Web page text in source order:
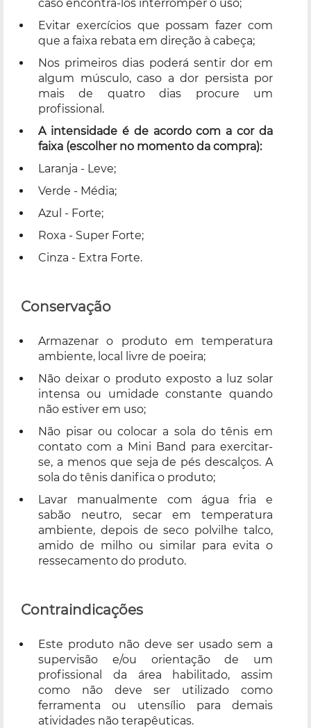
caso encontrá-los interromper o uso;
Evitar exercícios que possam fazer com
que a faixa rebata em direção à cabeça;
Nos primeiros dias poderá sentir dor em
algum músculo, caso a dor persista por
mais de quatro dias procure um
profissional.
A intensidade é de acordo com a cor da
faixa (escolher no momento da compra):
Laranja - Leve;
Verde - Média;
Azul - Forte;
Roxa - Super Forte;
Cinza - Extra Forte.
Conservação
Armazenar o produto em temperatura
ambiente, local livre de poeira;
Não deixar o produto exposto a luz solar
intensa ou umidade constante quando
não estiver em uso;
Não pisar ou colocar a sola do tênis em
contato com a Mini Band para exercitar-
se, a menos que seja de pés descalços. A
sola do tênis danifica o produto;
Lavar manualmente com água fria e
sabão neutro, secar em temperatura
ambiente, depois de seco polvilhe talco,
amido de milho ou similar para evita o
ressecamento do produto.
Contraindicações
Este produto não deve ser usado sem a
supervisão e/ou orientação de um
profissional da área habilitado, assim
como não deve ser utilizado como
ferramenta ou utensílio para demais
atividades não terapêuticas.